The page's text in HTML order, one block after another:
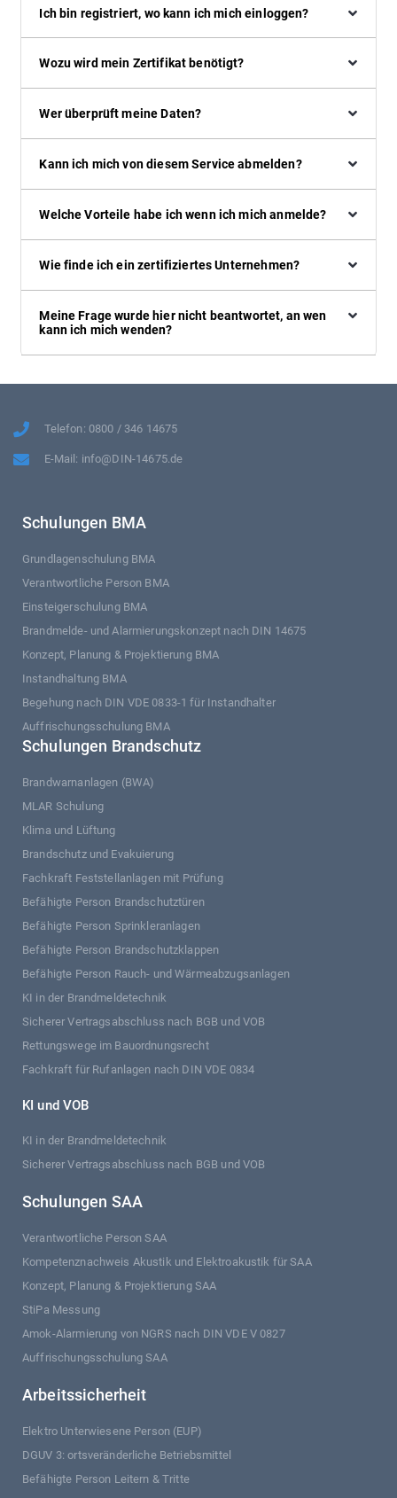
Ich bin registriert, wo kann ich mich einloggen?
Wozu wird mein Zertifikat benötigt?
Wer überprüft meine Daten?
Kann ich mich von diesem Service abmelden?
Welche Vorteile habe ich wenn ich mich anmelde?
Wie finde ich ein zertifiziertes Unternehmen?
Meine Frage wurde hier nicht beantwortet, an wen
kann ich mich wenden?
Telefon: 0800 / 346 14675
E-Mail: info@DIN-14675.de
Schulungen BMA
Grundlagenschulung BMA
Verantwortliche Person BMA
Einsteigerschulung BMA
Brandmelde- und Alarmierungskonzept nach DIN 14675
Konzept, Planung & Projektierung BMA
Instandhaltung BMA
Begehung nach DIN VDE 0833-1 für Instandhalter
Auffrischungsschulung BMA
Schulungen Brandschutz
Brandwarnanlagen (BWA)
MLAR Schulung
Klima und Lüftung
Brandschutz und Evakuierung
Fachkraft Feststellanlagen mit Prüfung
Befähigte Person Brandschutztüren
Befähigte Person Sprinkleranlagen
Befähigte Person Brandschutzklappen
Befähigte Person Rauch- und Wärmeabzugsanlagen
KI in der Brandmeldetechnik
Sicherer Vertragsabschluss nach BGB und VOB
Rettungswege im Bauordnungsrecht
Fachkraft für Rufanlagen nach DIN VDE 0834
KI und VOB
KI in der Brandmeldetechnik
Sicherer Vertragsabschluss nach BGB und VOB
Schulungen SAA
Verantwortliche Person SAA
Kompetenznachweis Akustik und Elektroakustik für SAA
Konzept, Planung & Projektierung SAA
StiPa Messung
Amok-Alarmierung von NGRS nach DIN VDE V 0827
Auffrischungsschulung SAA
Arbeitssicherheit
Elektro Unterwiesene Person (EUP)
DGUV 3: ortsveränderliche Betriebsmittel
Befähigte Person Leitern & Tritte